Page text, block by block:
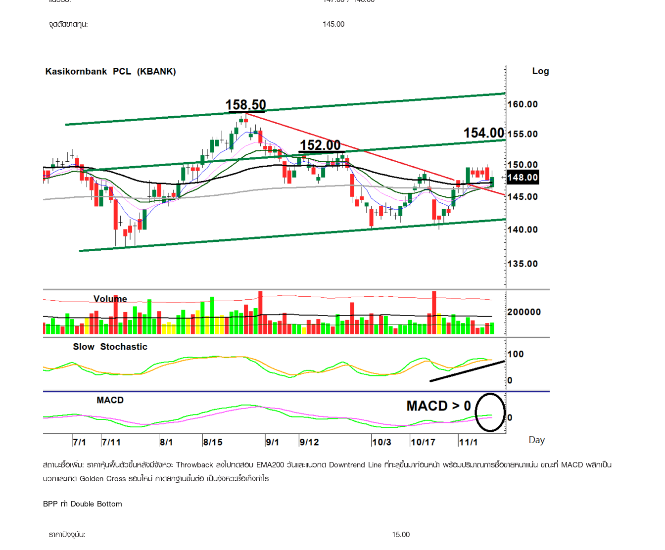
จุดตัดขาดทุน: 145.00
สถานะซื้อเพิ่ม: ราคาหุ้นฟื้นตัวขึ้นหลังมีจังหวะ Throwback ลงไปทดสอบ EMA200 วันและแนวกด Downtrend Line ที่ทะลุขึ้นมาก่อนหน้า พร้อมปริมาณการซื้อขายหนาแน่น ขณะที่ MACD พลิกเป็น
บวกและเกิด Golden Cross รอบใหม่ คาดยกฐานขึ้นต่อ เป็นจังหวะซื้อเก็งกำไร
BPP ทำ Double Bottom
ราคาปัจจุบัน:
15.00